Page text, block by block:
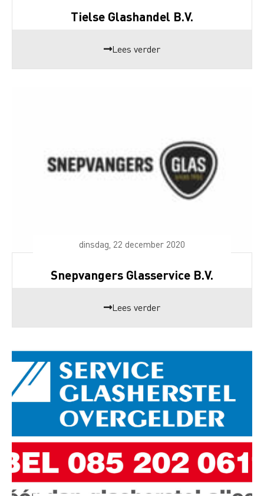
Tielse Glashandel B.V.
Lees verder
dinsdag, 22 december 2020
Snepvangers Glasservice B.V.
Lees verder